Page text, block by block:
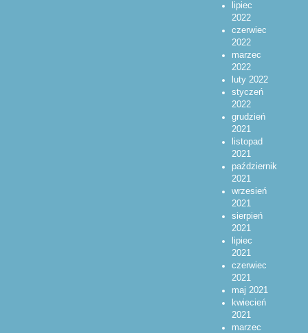
lipiec
2022
czerwiec
2022
marzec
2022
luty 2022
styczeń
2022
grudzień
2021
listopad
2021
październik
2021
wrzesień
2021
sierpień
2021
lipiec
2021
czerwiec
2021
maj 2021
kwiecień
2021
marzec